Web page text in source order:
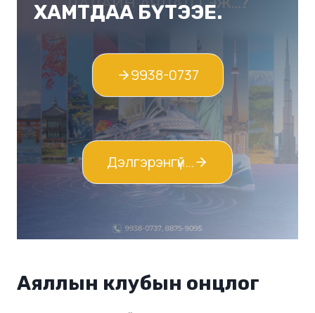
ХАМТДАА БҮТЭЭЕ.
9938-0737
Дэлгэрэнгүй…
Аяллын клубын онцлог